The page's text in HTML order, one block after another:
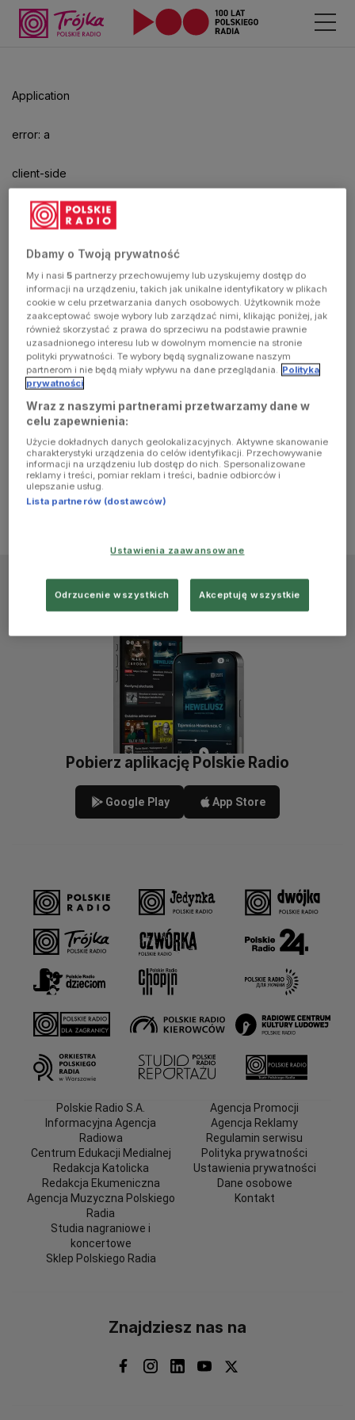
Application
error: a
client-side
exception
has
occurred
(see the
browser
console for
more
information)
aby
odtwarzać.
Pobierz aplikację Polskie Radio
Google Play App Store
Polskie Radio S.A.
Informacyjna Agencja
Radiowa
Centrum Edukacji Medialnej
Redakcja Katolicka
Redakcja Ekumeniczna
Agencja Muzyczna Polskiego
Radia
Studia nagraniowe i
koncertowe
Sklep Polskiego Radia
Agencja Promocji
Agencja Reklamy
Regulamin serwisu
Polityka prywatności
Ustawienia prywatności
Dane osobowe
Kontakt
Znajdziesz nas na
Dbamy o Twoją prywatność
My i nasi5 partnerzy przechowujemy lub uzyskujemy dostęp do
informacji na urządzeniu, takich jak unikalne identyfikatory w plikach
cookie w celu przetwarzania danych osobowych. Użytkownik może
zaakceptować swoje wybory lub zarządzać nimi, klikając poniżej, jak
również skorzystać z prawa do sprzeciwu na podstawie prawnie
uzasadnionego interesu lub w dowolnym momencie na stronie
polityki prywatności. Te wybory będą sygnalizowane naszym
partnerom i nie będą miały wpływu na dane przeglądania. Polityka
prywatności
Wraz z naszymi partnerami przetwarzamy dane w
celu zapewnienia:
Użycie dokładnych danych geolokalizacyjnych. Aktywne skanowanie
charakterystyki urządzenia do celów identyfikacji. Przechowywanie
informacji na urządzeniu lub dostęp do nich. Spersonalizowane
reklamy i treści, pomiar reklam i treści, badnie odbiorców i
ulepszanie usług.
Lista partnerów (dostawców)
Ustawienia zaawansowane
Odrzucenie wszystkich Akceptuję wszystkie